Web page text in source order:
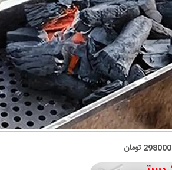
298000 تومان